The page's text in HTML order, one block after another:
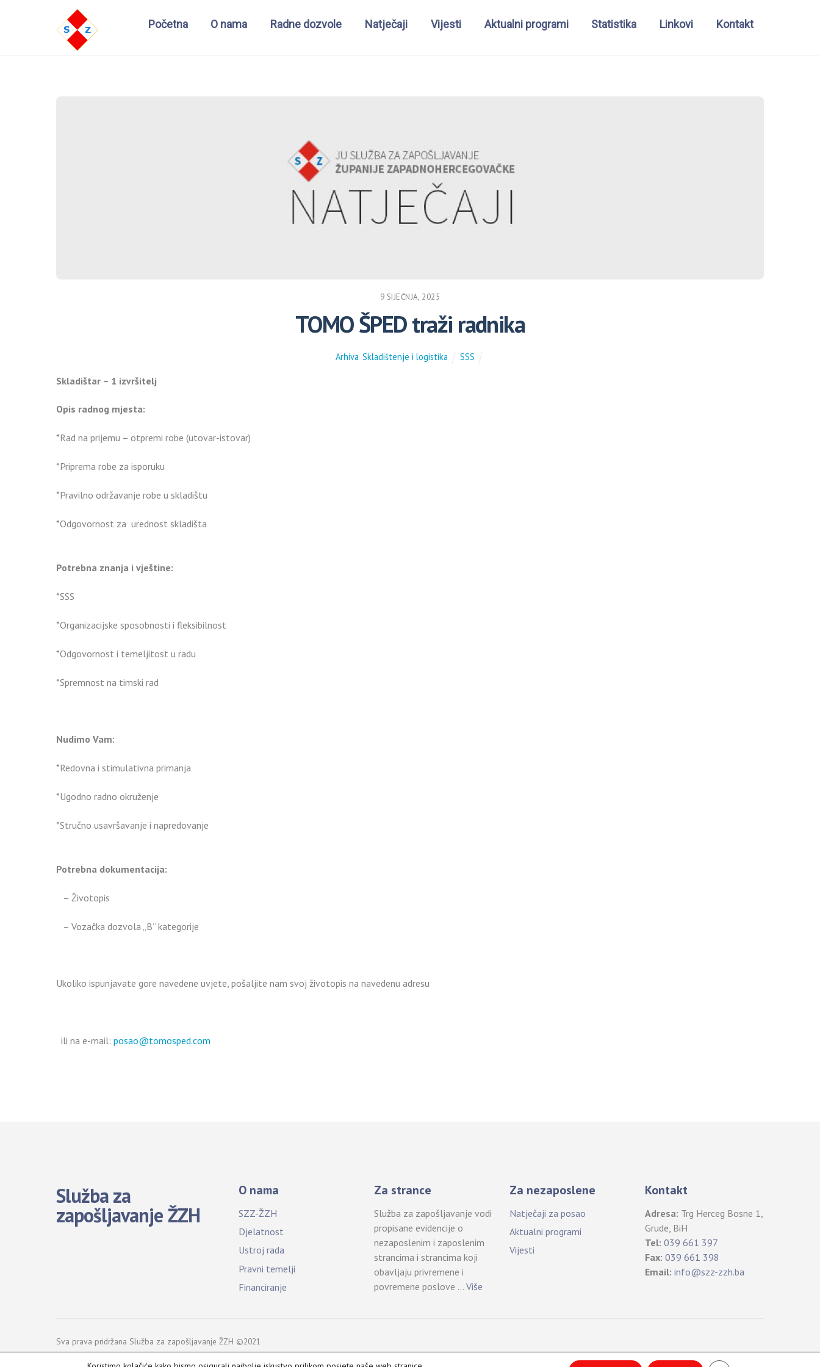
Početna O nama Radne dozvole Natječaji Vijesti Aktualni programi Statistika Linkovi Kontakt
9 SIJEČNJA, 2025
TOMO ŠPED traži radnika
Arhiva Skladištenje i logistika SSS
Skladištar – 1 izvršitelj
Opis radnog mjesta:
*Rad na prijemu – otpremi robe (utovar-istovar)
*Priprema robe za isporuku
*Pravilno održavanje robe u skladištu
*Odgovornost za urednost skladišta
Potrebna znanja i vještine:
*SSS
*Organizacijske sposobnosti i fleksibilnost
*Odgovornost i temeljitost u radu
*Spremnost na timski rad
Nudimo Vam:
*Redovna i stimulativna primanja
*Ugodno radno okruženje
*Stručno usavršavanje i napredovanje
Potrebna dokumentacija:
– Životopis
– Vozačka dozvola „B“ kategorije
Ukoliko ispunjavate gore navedene uvjete, pošaljite nam svoj životopis na navedenu adresu
ili na e-mail: posao@tomosped.com
Služba za
zapošljavanje ŽZH
O nama
SZZ-ŽZH
Djelatnost
Ustroj rada
Pravni temelji
Financiranje
Za strance
Služba za zapošljavanje vodi
propisane evidencije o
nezaposlenim i zaposlenim
strancima i strancima koji
obavljaju privremene i
povremene poslove …Više
Za nezaposlene
Natječaji za posao
Aktualni programi
Vijesti
Kontakt
Adresa: Trg Herceg Bosne 1,
Grude, BiH
Tel: 039 661 397
Fax: 039 661 398
Email: info@szz-zzh.ba
Sva prava pridržana Služba za zapošljavanje ŽZH ©2021